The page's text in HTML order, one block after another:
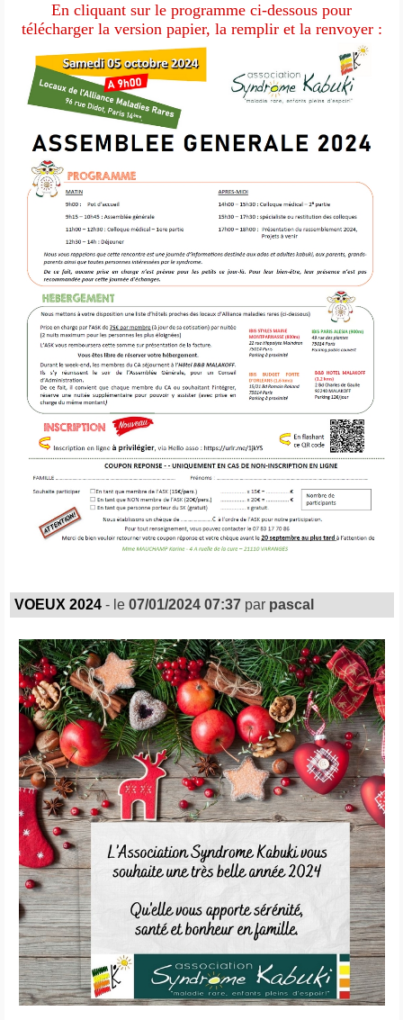
En cliquant sur le programme ci-dessous pour
télécharger la version papier, la remplir et la renvoyer :
VOEUX 2024 - le 07/01/2024 07:37par pascal